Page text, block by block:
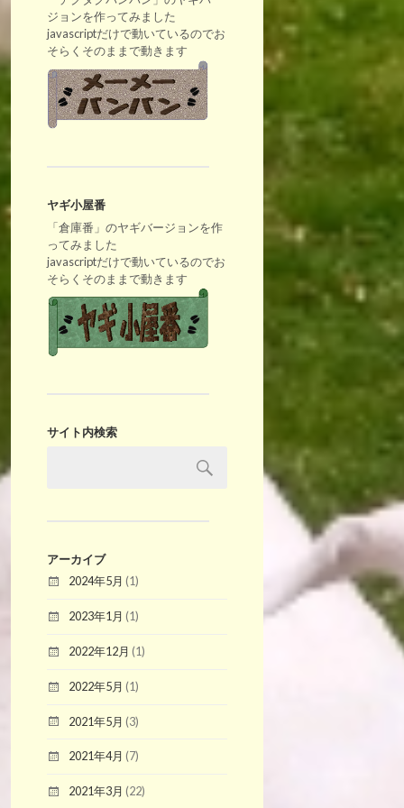
ジョンを作ってみました
javascriptだけで動いているのでお
そらくそのままで動きます
ヤギ小屋番
「倉庫番」のヤギバージョンを作
ってみました
javascriptだけで動いているのでお
そらくそのままで動きます
サイト内検索
アーカイブ
2024年5月 (1)
2023年1月 (1)
2022年12月 (1)
2022年5月 (1)
2021年5月 (3)
2021年4月 (7)
2021年3月 (22)